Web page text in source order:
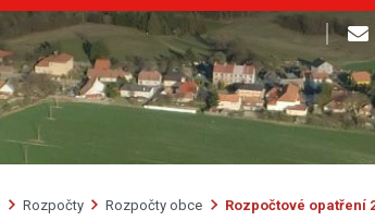
Rozpočty Rozpočty obce Rozpočtové opatření